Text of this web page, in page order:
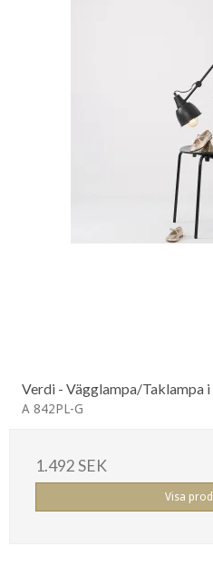
Verdi - Vägglampa/Taklampa
A 842PL-G
1.492 SEK
Visa